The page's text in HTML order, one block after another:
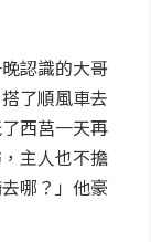
認識的大哥
了順風車去
西莒一天再
主人也不擔
哪？」他豪